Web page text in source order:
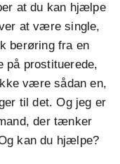
at du kan hjælpe
at være single,
berøring fra en
på prostituerede,
være sådan en,
til det. Og jeg er
der tænker
kan du hjælpe?